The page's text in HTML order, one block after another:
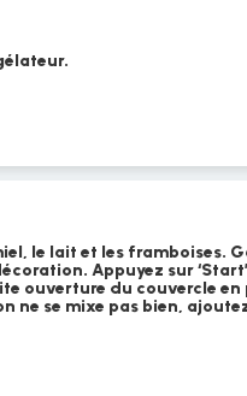
le lait et les framboises.
Appuyez sur
ouverture du couvercle en
ne se mixe pas bien,